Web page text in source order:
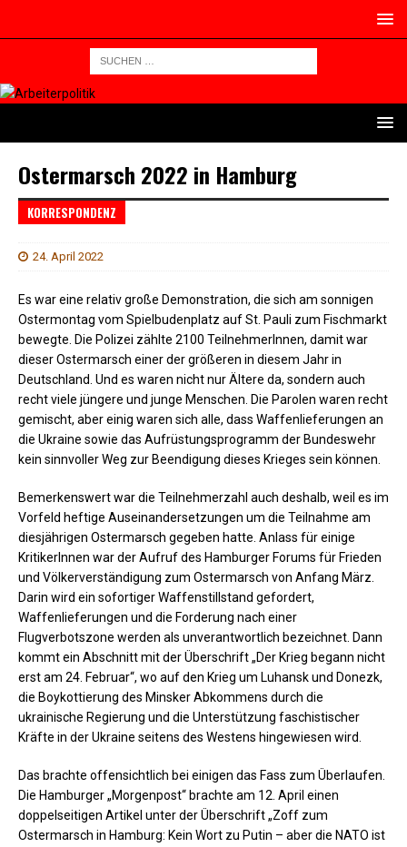
Ostermarsch 2022 in Hamburg
KORRESPONDENZ
24. April 2022
Es war eine relativ große Demonstration, die sich am sonnigen
Ostermontag vom Spielbudenplatz auf St. Pauli zum Fischmarkt
bewegte. Die Polizei zählte 2100 TeilnehmerInnen, damit war
dieser Ostermarsch einer der größeren in diesem Jahr in
Deutschland. Und es waren nicht nur Ältere da, sondern auch
recht viele jüngere und junge Menschen. Die Parolen waren recht
gemischt, aber einig waren sich alle, dass Waffenlieferungen an
die Ukraine sowie das Aufrüstungsprogramm der Bundeswehr
kein sinnvoller Weg zur Beendigung dieses Krieges sein können.
Bemerkenswert war die Teilnehmerzahl auch deshalb, weil es im
Vorfeld heftige Auseinandersetzungen um die Teilnahme am
diesjährigen Ostermarsch gegeben hatte. Anlass für einige
KritikerInnen war der Aufruf des Hamburger Forums für Frieden
und Völkerverständigung zum Ostermarsch von Anfang März.
Darin wird ein sofortiger Waffenstillstand gefordert,
Waffenlieferungen und die Forderung nach einer
Flugverbotszone werden als unverantwortlich bezeichnet. Dann
kommt ein Abschnitt mit der Überschrift „Der Krieg begann nicht
erst am 24. Februar“, wo auf den Krieg um Luhansk und Donezk,
die Boykottierung des Minsker Abkommens durch die
ukrainische Regierung und die Unterstützung faschistischer
Kräfte in der Ukraine seitens des Westens hingewiesen wird.
Das brachte offensichtlich bei einigen das Fass zum Überlaufen.
Die Hamburger „Morgenpost“ brachte am 12. April einen
doppelseitigen Artikel unter der Überschrift „Zoff zum
Ostermarsch in Hamburg: Kein Wort zu Putin – aber die NATO ist